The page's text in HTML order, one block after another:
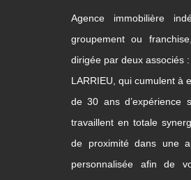
Agence immobilière
groupement ou
dirigée par deux associés
LARRIEU, qui cumulent à
de 30 ans d’expérience
travaillent en totale
de proximité dans une
personnalisée afin de